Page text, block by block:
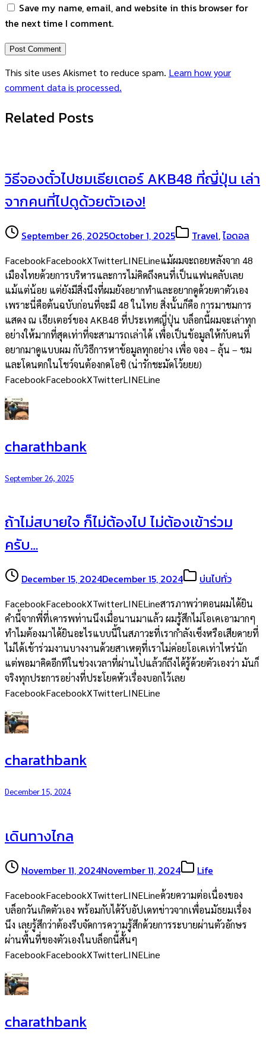
Save my name, email, and website in this browser for
the next time I comment.
This site uses Akismet to reduce spam. Learn how your
comment data is processed.
Related Posts
วิธีจองตั๋วไปชมเธียเตอร์ AKB48 ที่ญี่ปุ่น เล่า
จากคนที่ไปดูด้วยตัวเอง!
September 26, 2025October 1, 2025 Travel,ไอดอล
FacebookFacebookXTwitterLINELineแม้ผมจะถอยหลังจาก 48
เมืองไทยด้วยการบริหารและการไม่คิดถึงคนที่เป็นแฟนคลับเลย
แม้แต่น้อย แต่ยังมีสิ่งนึงที่ผมยังอยากทำและอยากดูด้วยตาตัวเอง
เพราะนี่คือต้นฉบับก่อนที่จะมี 48 ในไทย สิ่งนั้นก็คือ การมาชมการ
แสดง ณ เธียเตอร์ของ AKB48 ที่ประเทศญี่ปุ่น บล็อกนี้ผมจะเล่าทุก
อย่างให้มากที่สุดเท่าที่จะสามารถเล่าได้ เพื่อเป็นข้อมูลให้กับคนที่
อยากมาดูแบบผม กับวิธีการหาข้อมูลทุกอย่าง เพื่อ จอง – ลุ้น – ชม
และโดนตกในโชว์จนต้องกดโอชิ (น่ารักชะมัดโว้ยยย)
FacebookFacebookXTwitterLINELine
charathbank
September 26, 2025
ถ้าไม่สบายใจ ก็ไม่ต้องไป ไม่ต้องเข้าร่วม
ครับ…
December 15, 2024December 15, 2024 บ่นไปทั่ว
FacebookFacebookXTwitterLINELineสารภาพว่าตอนผมได้ยิน
คำนี้จากพี่ที่เคารพท่านนึงเมื่อนานมาแล้ว ผมรู้สึกไม่โอเคเอามากๆ
ทำไมต้องมาได้ยินอะไรแบบนี้ในสภาวะที่เรากำลังเซ็งหรือเสียดายที่
ไม่ได้เข้าร่วมงานบางงานด้วยสาเหตุที่เราไม่ค่อยโอเคเท่าไหร่นัก
แต่พอมาคิดอีกทีในช่วงเวลาที่ผ่านไปแล้วก็ถึงได้รู้ด้วยตัวเองว่า มันก็
จริงทุกประการอย่างที่ประโยคหัวเรื่องบอกไว้เลย
FacebookFacebookXTwitterLINELine
charathbank
December 15, 2024
เดินทางไกล
November 11, 2024November 11, 2024 Life
FacebookFacebookXTwitterLINELineด้วยความต่อเนื่องของ
บล็อกวันเกิดตัวเอง พร้อมกับได้รับอัปเดทข่าวจากเพื่อนมัธยมเรื่อง
นึง เลยรู้สึกว่าต้องรีบจัดการความรู้สึกด้วยการระบายผ่านตัวอักษร
ผ่านพื้นที่ของตัวเองในบล็อกนี้สั้นๆ
FacebookFacebookXTwitterLINELine
charathbank